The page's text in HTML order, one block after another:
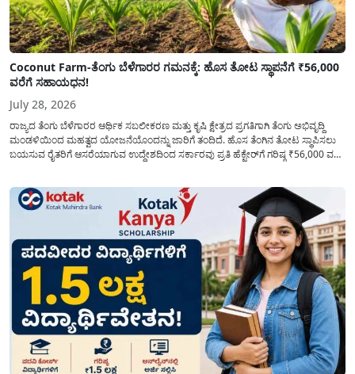
Coconut Farm-ತೆಂಗು ಬೆಳೆಗಾರರ ಗಮನಕ್ಕೆ: ಹೊಸ ತೋಟ ಸ್ಥಾಪನೆಗೆ ₹56,000
ವರೆಗೆ ಸಹಾಯಧನ!
July 28, 2026
ರಾಜ್ಯದ ತೆಂಗು ಬೆಳೆಗಾರರ ಆರ್ಥಿಕ ಸಬಲೀಕರಣ ಮತ್ತು ಕೃಷಿ ಕ್ಷೇತ್ರದ ಪ್ರಗತಿಗಾಗಿ ತೆಂಗು ಅಭಿವೃದ್ದಿ
ಮಂಡಳಿಯಿಂದ ಮಹತ್ವದ ಯೋಜನೆಯೊಂದನ್ನು ಜಾರಿಗೆ ತಂದಿದೆ. ಹೊಸ ತೆಂಗಿನ ತೋಟ ಸ್ಥಾಪಿಸಲು
ಬಯಸುವ ರೈತರಿಗೆ ಆಸರೆಯಾಗುವ ಉದ್ದೇಶದಿಂದ ಸರ್ಕಾರವು ಪ್ರತಿ ಹೆಕ್ಟೇರ್‌ಗೆ ಗರಿಷ್ಠ ₹56,000 ವರೆಗೆ